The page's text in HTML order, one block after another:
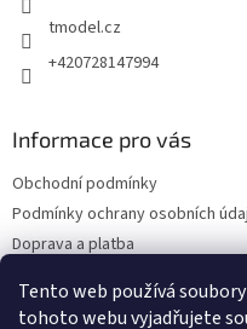
Tento web používá
tohoto webu vyjadřujete
tmodel.cz
+420728147994
Informace pro vás
Obchodní podmínky
Podmínky ochrany osobních
Doprava a platba
Kontakty